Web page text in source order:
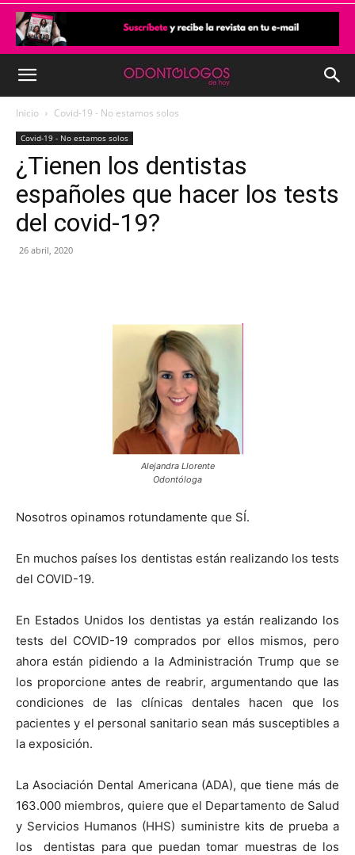
Inicio Covid-19 - No estamos solos
Covid-19 - No estamos solos
¿Tienen los dentistas
españoles que hacer los tests
del covid-19?
26 abril, 2020
Alejandra Llorente
Odontóloga
Nosotros opinamos rotundamente que SÍ.
En muchos países los dentistas están realizando los tests
del COVID-19.
En Estados Unidos los dentistas ya están realizando los
tests del COVID-19 comprados por ellos mismos, pero
ahora están pidiendo a la Administración Trump que se
los proporcione antes de reabrir, argumentando que las
condiciones de las clínicas dentales hacen que los
pacientes y el personal sanitario sean más susceptibles a
la exposición.
La Asociación Dental Americana (ADA), que tiene más de
163.000 miembros, quiere que el Departamento de Salud
y Servicios Humanos (HHS) suministre kits de prueba a
los dentistas para que puedan tomar muestras de los